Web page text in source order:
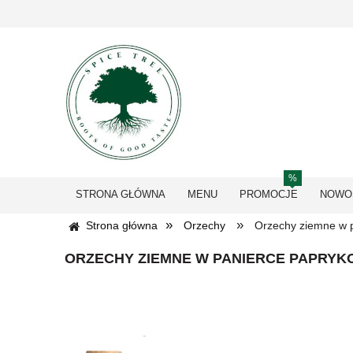
STRONA GŁÓWNA MENU PROMOCJE
Strona główna » Orzechy » Orzechy ziemne w
ORZECHY ZIEMNE W PANIERCE